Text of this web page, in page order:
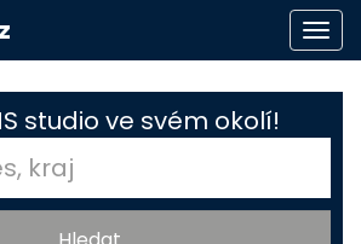
studio ve svém okolí!